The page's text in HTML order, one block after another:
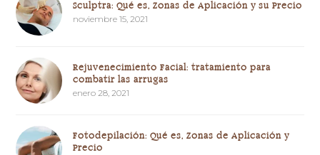
Sculptra: Qué es, Zonas de Aplicación y su Precio
noviembre 15, 2021
Rejuvenecimiento Facial: tratamiento para
combatir las arrugas
enero 28, 2021
Fotodepilación: Qué es, Zonas de Aplicación y
Precio